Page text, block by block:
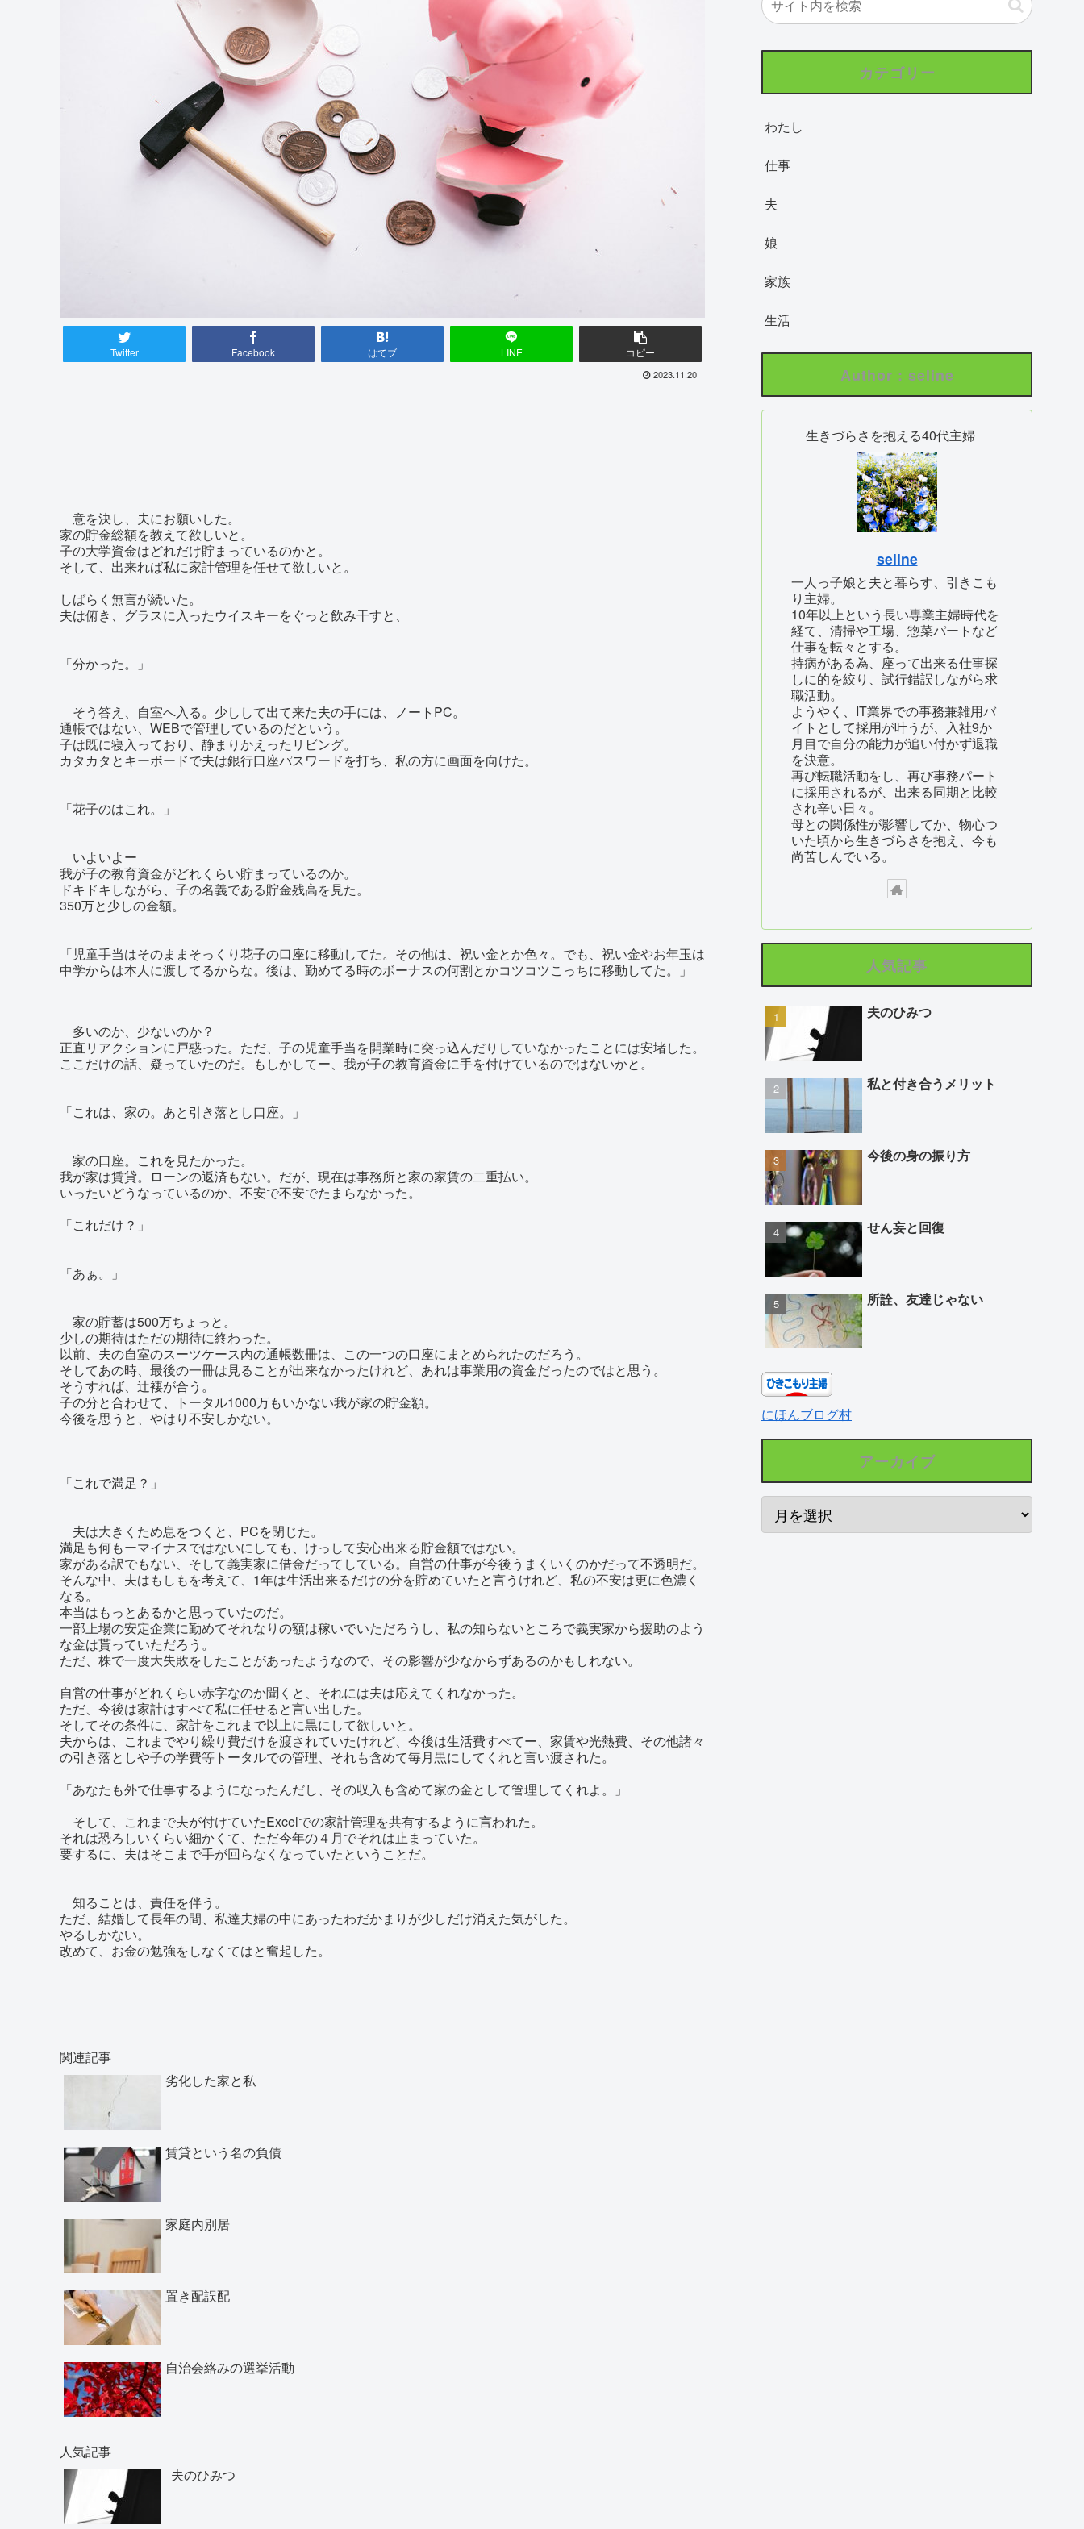
Twitter Facebook はてブ LINE コピー
2023.11.20
意を決し、夫にお願いした。
家の貯金総額を教えて欲しいと。
子の大学資金はどれだけ貯まっているのかと。
そして、出来れば私に家計管理を任せて欲しいと。
しばらく無言が続いた。
夫は俯き、グラスに入ったウイスキーをぐっと飲み干すと、
「分かった。」
そう答え、自室へ入る。少しして出て来た夫の手には、ノートPC。
通帳ではない、WEBで管理しているのだという。
子は既に寝入っており、静まりかえったリビング。
カタカタとキーボードで夫は銀行口座パスワードを打ち、私の方に画面を向けた。
「花子のはこれ。」
いよいよー
我が子の教育資金がどれくらい貯まっているのか。
ドキドキしながら、子の名義である貯金残高を見た。
350万と少しの金額。
「児童手当はそのままそっくり花子の口座に移動してた。その他は、祝い金とか色々。でも、祝い金やお年玉は
中学からは本人に渡してるからな。後は、勤めてる時のボーナスの何割とかコツコツこっちに移動してた。」
多いのか、少ないのか？
正直リアクションに戸惑った。ただ、子の児童手当を開業時に突っ込んだりしていなかったことには安堵した。
ここだけの話、疑っていたのだ。もしかしてー、我が子の教育資金に手を付けているのではないかと。
「これは、家の。あと引き落とし口座。」
家の口座。これを見たかった。
我が家は賃貸。ローンの返済もない。だが、現在は事務所と家の家賃の二重払い。
いったいどうなっているのか、不安で不安でたまらなかった。
「これだけ？」
「あぁ。」
家の貯蓄は500万ちょっと。
少しの期待はただの期待に終わった。
以前、夫の自室のスーツケース内の通帳数冊は、この一つの口座にまとめられたのだろう。
そしてあの時、最後の一冊は見ることが出来なかったけれど、あれは事業用の資金だったのではと思う。
そうすれば、辻褄が合う。
子の分と合わせて、トータル1000万もいかない我が家の貯金額。
今後を思うと、やはり不安しかない。
「これで満足？」
夫は大きくため息をつくと、PCを閉じた。
満足も何もーマイナスではないにしても、けっして安心出来る貯金額ではない。
家がある訳でもない、そして義実家に借金だってしている。自営の仕事が今後うまくいくのかだって不透明だ。
そんな中、夫はもしもを考えて、1年は生活出来るだけの分を貯めていたと言うけれど、私の不安は更に色濃く
なる。
本当はもっとあるかと思っていたのだ。
一部上場の安定企業に勤めてそれなりの額は稼いでいただろうし、私の知らないところで義実家から援助のよう
な金は貰っていただろう。
ただ、株で一度大失敗をしたことがあったようなので、その影響が少なからずあるのかもしれない。
自営の仕事がどれくらい赤字なのか聞くと、それには夫は応えてくれなかった。
ただ、今後は家計はすべて私に任せると言い出した。
そしてその条件に、家計をこれまで以上に黒にして欲しいと。
夫からは、これまでやり繰り費だけを渡されていたけれど、今後は生活費すべてー、家賃や光熱費、その他諸々
の引き落としや子の学費等トータルでの管理、それも含めて毎月黒にしてくれと言い渡された。
「あなたも外で仕事するようになったんだし、その収入も含めて家の金として管理してくれよ。」
そして、これまで夫が付けていたExcelでの家計管理を共有するように言われた。
それは恐ろしいくらい細かくて、ただ今年の４月でそれは止まっていた。
要するに、夫はそこまで手が回らなくなっていたということだ。
知ることは、責任を伴う。
ただ、結婚して長年の間、私達夫婦の中にあったわだかまりが少しだけ消えた気がした。
やるしかない。
改めて、お金の勉強をしなくてはと奮起した。
関連記事
劣化した家と私
賃貸という名の負債
家庭内別居
置き配誤配
自治会絡みの選挙活動
人気記事
夫のひみつ
カテゴリー
わたし
仕事
夫
娘
家族
生活
Author : seline
生きづらさを抱える40代主婦
seline
一人っ子娘と夫と暮らす、引きこも
り主婦。
10年以上という長い専業主婦時代を
経て、清掃や工場、惣菜パートなど
仕事を転々とする。
持病がある為、座って出来る仕事探
しに的を絞り、試行錯誤しながら求
職活動。
ようやく、IT業界での事務兼雑用バ
イトとして採用が叶うが、入社9か
月目で自分の能力が追い付かず退職
を決意。
再び転職活動をし、再び事務パート
に採用されるが、出来る同期と比較
され辛い日々。
母との関係性が影響してか、物心つ
いた頃から生きづらさを抱え、今も
尚苦しんでいる。
人気記事
夫のひみつ
私と付き合うメリット
今後の身の振り方
せん妄と回復
所詮、友達じゃない
にほんブログ村
アーカイブ